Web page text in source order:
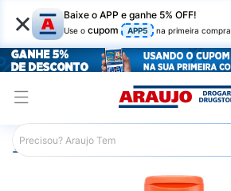
× Baixe o APP e ganhe 5% OFF!
Use o cupom APP5 na primeira compra
Araujo Beleza e Cuidados